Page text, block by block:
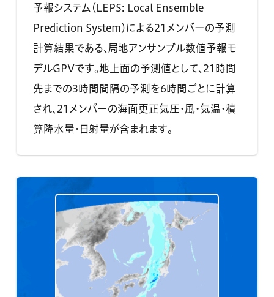
予報システム（LEPS: Local Ensemble
Prediction System）による21メンバーの予測
計算結果である、局地アンサンブル数値予報モ
デルGPVです。地上面の予測値として、21時間
先までの3時間間隔の予測を6時間ごとに計算
され、21メンバーの海面更正気圧・風・気温・積
算降水量・日射量が含まれます。